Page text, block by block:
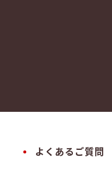
よくあるご質問